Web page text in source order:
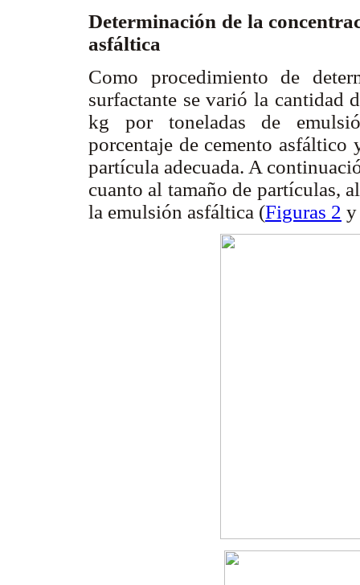
Determinación de la
asfáltica
Como procedimiento de
surfactante se varió la cantidad
kg por toneladas de
porcentaje de cemento asfáltico
partícula adecuada. A
cuanto al tamaño de partículas,
la emulsión asfáltica (Figuras 2